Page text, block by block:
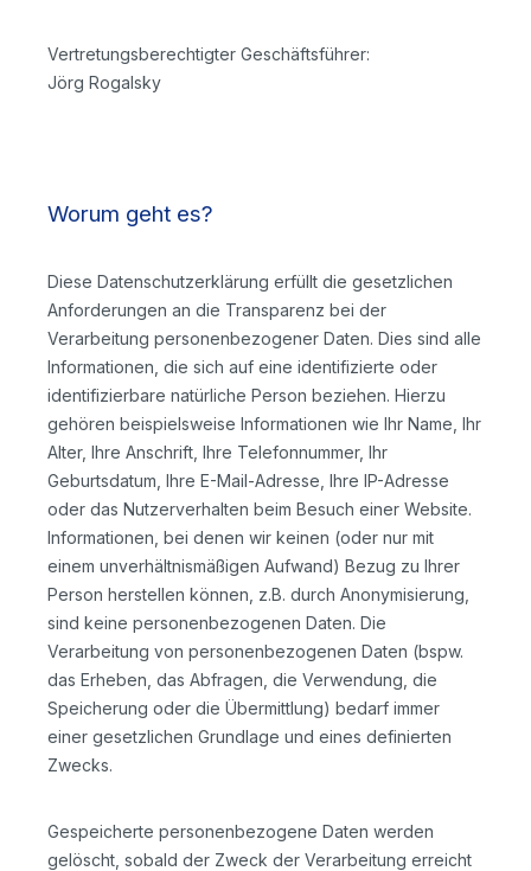
Vertretungsberechtigter Geschäftsführer:
Jörg Rogalsky
Worum geht es?
Diese Datenschutzerklärung erfüllt die gesetzlichen
Anforderungen an die Transparenz bei der
Verarbeitung personenbezogener Daten. Dies sind alle
Informationen, die sich auf eine identifizierte oder
identifizierbare natürliche Person beziehen. Hierzu
gehören beispielsweise Informationen wie Ihr Name, Ihr
Alter, Ihre Anschrift, Ihre Telefonnummer, Ihr
Geburtsdatum, Ihre E-Mail-Adresse, Ihre IP-Adresse
oder das Nutzerverhalten beim Besuch einer Website.
Informationen, bei denen wir keinen (oder nur mit
einem unverhältnismäßigen Aufwand) Bezug zu Ihrer
Person herstellen können, z.B. durch Anonymisierung,
sind keine personenbezogenen Daten. Die
Verarbeitung von personenbezogenen Daten (bspw.
das Erheben, das Abfragen, die Verwendung, die
Speicherung oder die Übermittlung) bedarf immer
einer gesetzlichen Grundlage und eines definierten
Zwecks.
Gespeicherte personenbezogene Daten werden
gelöscht, sobald der Zweck der Verarbeitung erreicht